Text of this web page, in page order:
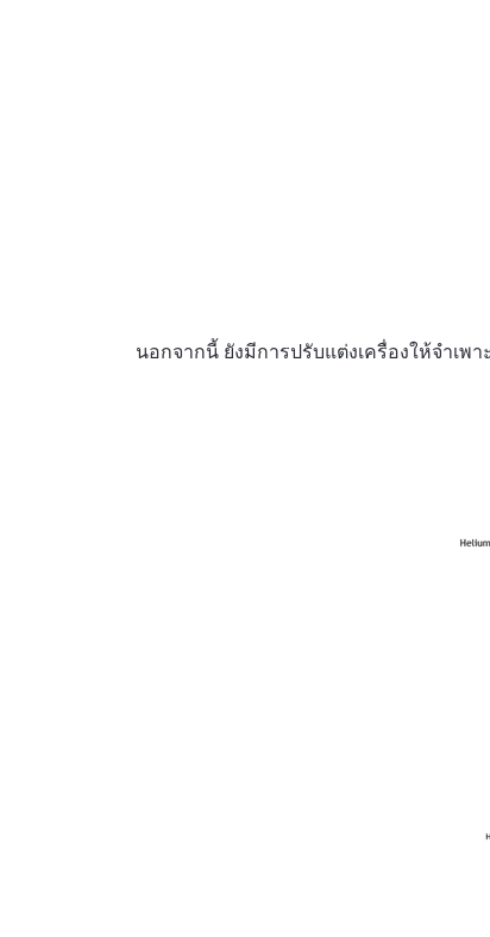
นอกจากนี้ ยังมีการปรับแต่งเครื่องให้จำเพ